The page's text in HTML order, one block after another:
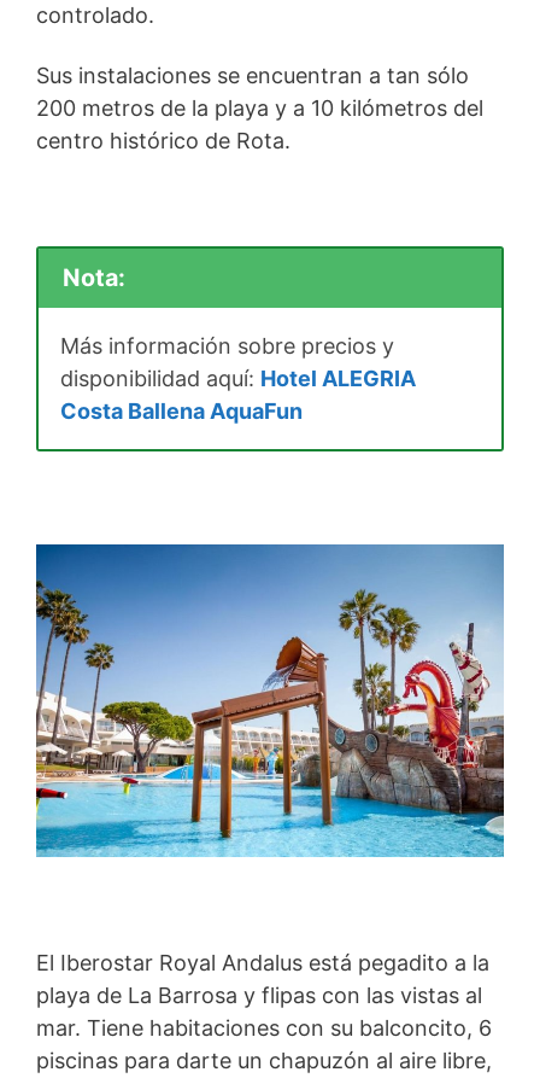
controlado.
Sus instalaciones se encuentran a tan sólo
200 metros de la playa y a 10 kilómetros del
centro histórico de Rota.
Nota:
Más información sobre precios y
disponibilidad aquí: Hotel ALEGRIA
Costa Ballena AquaFun
El Iberostar Royal Andalus está pegadito a la
playa de La Barrosa y flipas con las vistas al
mar. Tiene habitaciones con su balconcito, 6
piscinas para darte un chapuzón al aire libre,